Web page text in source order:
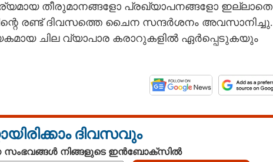
തീരുമാനങ്ങളോ പ്രഖ്യാപനങ്ങളോ ഇല്ലാതെ
രണ്ട് ദിവസത്തെ ചൈന സന്ദർശനം അവസാനിച്ചു.
ചില വ്യാപാര കരാറുകളിൽ ഏർപ്പെടുകയും
ദിവസവും
സംഭവങ്ങൾ നിങ്ങളുടെ ഇൻബോക്സിൽ